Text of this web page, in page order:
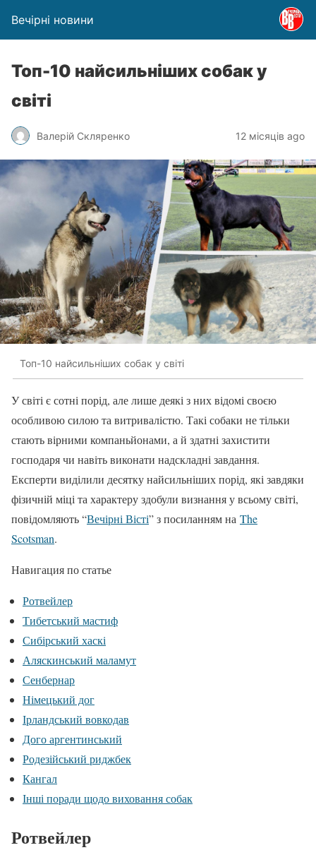
Вечірні новини
Топ-10 найсильніших собак у
світі
Валерій Скляренко 12 місяців ago
Топ-10 найсильніших собак у світі
У світі є сотні порід, але лише деякі з них відомі своєю
особливою силою та витривалістю. Такі собаки не тільки
стають вірними компаньйонами, а й здатні захистити
господаря чи навіть виконати надскладні завдання.
Експерти виділили десятку найсильніших порід, які завдяки
фізичній міці та характеру здобули визнання у всьому світі,
повідомляють “Вечірні Вісті” з посиланням на The
Scotsman.
Навигация по статье
Ротвейлер
Тибетський мастиф
Сибірський хаскі
Аляскинський маламут
Сенбернар
Німецький дог
Ірландський вовкодав
Дого аргентинський
Родезійський риджбек
Кангал
Інші поради щодо виховання собак
Ротвейлер